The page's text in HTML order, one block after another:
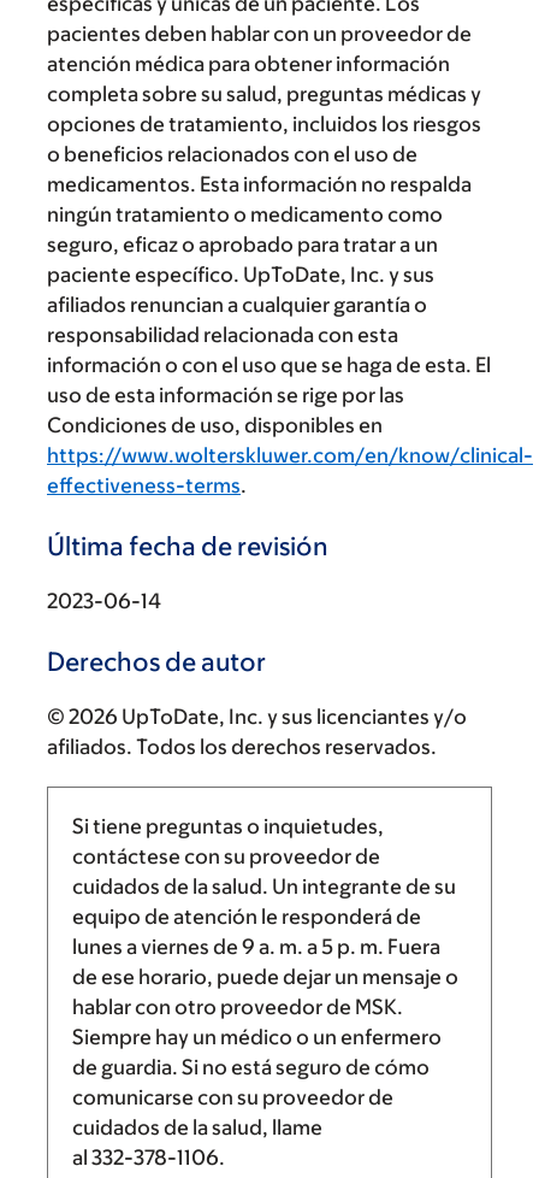
pacientes deben hablar con un proveedor de
atención médica para obtener información
completa sobre su salud, preguntas médicas y
opciones de tratamiento, incluidos los riesgos
o beneficios relacionados con el uso de
medicamentos. Esta información no respalda
ningún tratamiento o medicamento como
seguro, eficaz o aprobado para tratar a un
paciente específico. UpToDate, Inc. y sus
afiliados renuncian a cualquier garantía o
responsabilidad relacionada con esta
información o con el uso que se haga de esta. El
uso de esta información se rige por las
Condiciones de uso, disponibles en
https://www.wolterskluwer.com/en/know/clinical-
effectiveness-terms.
Última fecha de revisión
2023-06-14
Derechos de autor
© 2026 UpToDate, Inc. y sus licenciantes y/o
afiliados. Todos los derechos reservados.
Si tiene preguntas o inquietudes,
contáctese con su proveedor de
cuidados de la salud. Un integrante de su
equipo de atención le responderá de
lunes a viernes de 9 a. m. a5 p. m. Fuera
de ese horario, puede dejar un mensaje o
hablar con otro proveedor de MSK.
Siempre hay un médico o un enfermero
de guardia. Si no está seguro de cómo
comunicarse con su proveedor de
cuidados de la salud, llame
al 332-378-1106.